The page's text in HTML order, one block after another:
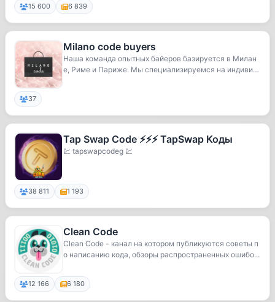
15 600 6 839
Milano code buyers
Наша команда опытных байеров базируется в Милан
е, Риме и Париже. Мы специализируемся на индивид
37
Tap Swap Code ⚡️⚡️⚡️ TapSwap Коды
💹 tapswapcodeg 💹
38 811 1 193
Clean Code
Clean Code - канал на котором публикуются советы п
о написанию кода, обзоры распространенных ошибо...
12 166 6 180